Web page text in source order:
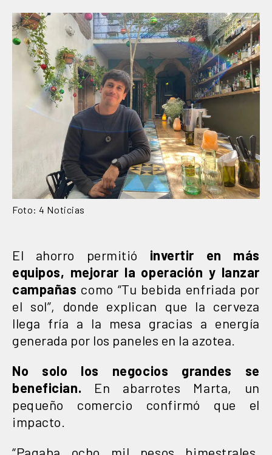
Foto: 4 Noticias
El ahorro permitió invertir en más
equipos, mejorar la operación y lanzar
campañas como “Tu bebida enfriada por
el sol”, donde explican que la cerveza
llega fría a la mesa gracias a energía
generada por los paneles en la azotea.
No solo los negocios grandes se
benefician. En abarrotes Marta, un
pequeño comercio confirmó que el
impacto.
“Pagaba ocho mil pesos bimestrales.